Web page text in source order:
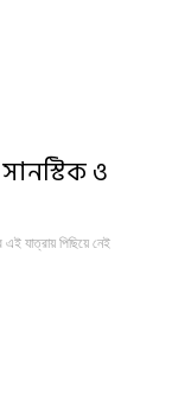
ও
যাত্রায় পিছিয়ে নেই